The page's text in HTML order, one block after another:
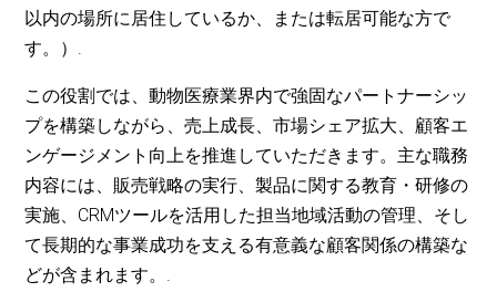
以内の場所に居住しているか、または転居可能な方で
す。）.
この役割では、動物医療業界内で強固なパートナーシッ
プを構築しながら、売上成長、市場シェア拡大、顧客エ
ンゲージメント向上を推進していただきます。主な職務
内容には、販売戦略の実行、製品に関する教育・研修の
実施、CRMツールを活用した担当地域活動の管理、そし
て長期的な事業成功を支える有意義な顧客関係の構築な
どが含まれます。.